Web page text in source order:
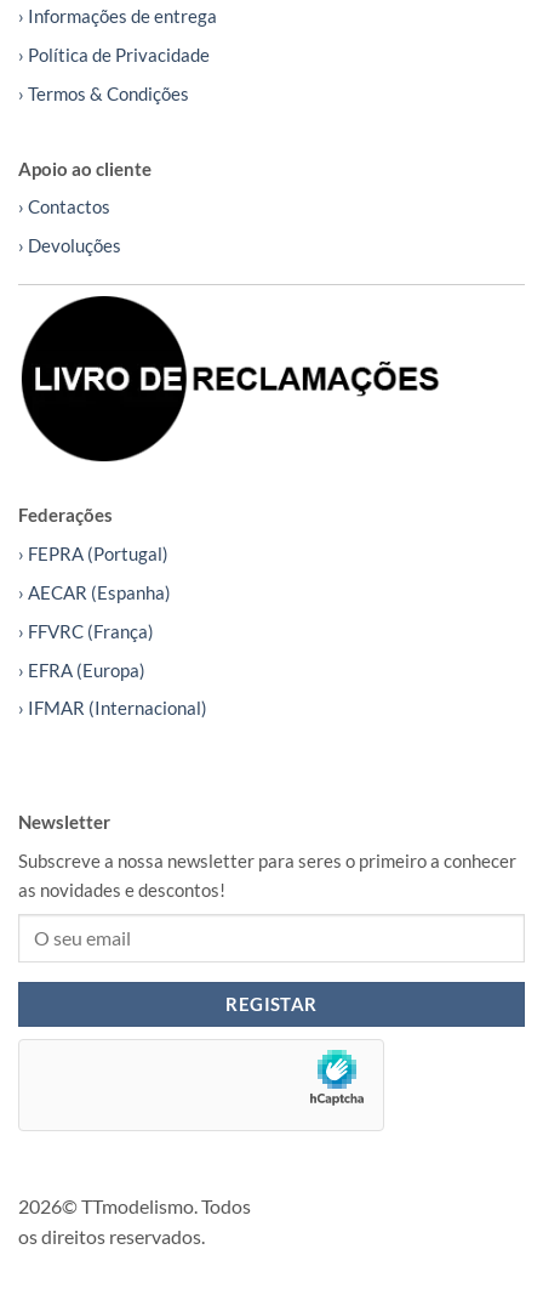
› Informações de entrega
› Política de Privacidade
› Termos & Condições
Apoio ao cliente
› Contactos
› Devoluções
Federações
› FEPRA (Portugal)
› AECAR (Espanha)
› FFVRC (França)
› EFRA (Europa)
› IFMAR (Internacional)
Newsletter
Subscreve a nossa newsletter para seres o primeiro a conhecer
as novidades e descontos!
2026© TTmodelismo. Todos
os direitos reservados.